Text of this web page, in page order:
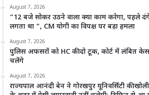
August 7, 2026
“12 बजे सोकर उठने वाला क्या काम करेगा, पहले
लगता था “, CM योगी का विपक्ष पर बड़ा हमला
August 7, 2026
पुलिस अफसरों को HC की दो टूक, कोर्ट में लंबित
चलेंगे
August 7, 2026
राज्यपाल आनंदी बेन ने गोरखपुर यूनिवर्सिटी की